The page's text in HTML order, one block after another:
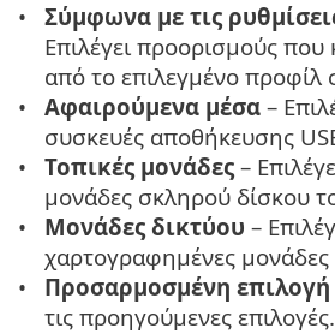
Σύμφωνα με τις
Επιλέγει προορισμούς που
από το επιλεγμένο
Αφαιρούμενα μέσα –
συσκευές αποθήκευσης
Τοπικές μονάδες –
μονάδες σκληρού δίσκου
Μονάδες δικτύου –
χαρτογραφημένες μονάδες
Προσαρμοσμένη επιλογή
τις προηγούμενες επιλογές.